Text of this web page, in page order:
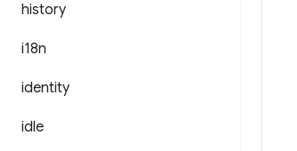
history
i18n
identity
idle